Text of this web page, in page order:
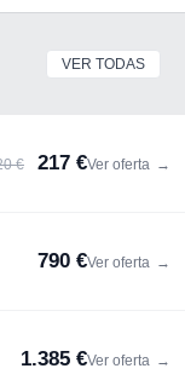
VER TODAS
€ 217 €Ver oferta →
790 €Ver oferta →
1.385 €Ver oferta →